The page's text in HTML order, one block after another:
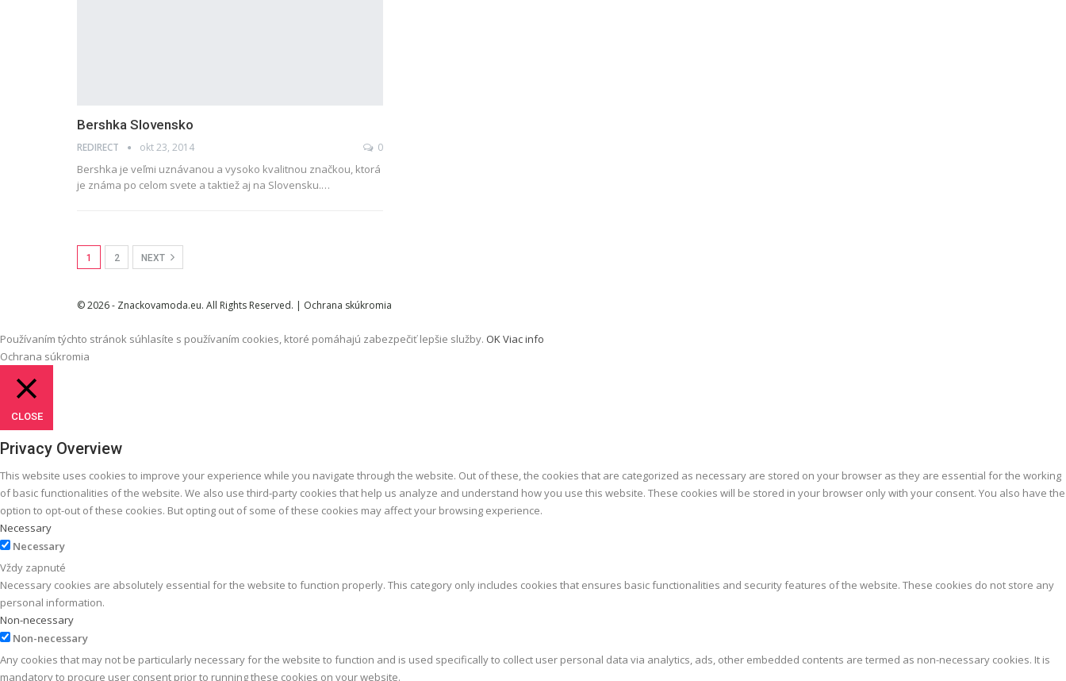
Bershka Slovensko
REDIRECT okt 23, 2014 0
Bershka je veľmi uznávanou a vysoko kvalitnou značkou, ktorá
je známa po celom svete a taktiež aj na Slovensku.…
1 2 NEXT
© 2026 - Znackovamoda.eu. All Rights Reserved. | Ochrana skúkromia
Používaním týchto stránok súhlasíte s používaním cookies, ktoré pomáhajú zabezpečiť lepšie služby. OKViac info
Ochrana súkromia
CLOSE
Privacy Overview
This website uses cookies to improve your experience while you navigate through the website. Out of these, the cookies that are categorized as necessary are stored on your browser as they are essential for the working
of basic functionalities of the website. We also use third-party cookies that help us analyze and understand how you use this website. These cookies will be stored in your browser only with your consent. You also have the
option to opt-out of these cookies. But opting out of some of these cookies may affect your browsing experience.
Necessary
Necessary
Vždy zapnuté
Necessary cookies are absolutely essential for the website to function properly. This category only includes cookies that ensures basic functionalities and security features of the website. These cookies do not store any
personal information.
Non-necessary
Non-necessary
Any cookies that may not be particularly necessary for the website to function and is used specifically to collect user personal data via analytics, ads, other embedded contents are termed as non-necessary cookies. It is
mandatory to procure user consent prior to running these cookies on your website.